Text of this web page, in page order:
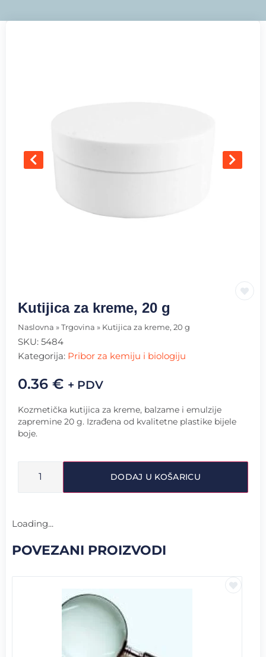
Kutijica za kreme, 20 g
Naslovna » Trgovina » Kutijica za kreme, 20 g
SKU: 5484
Kategorija: Pribor za kemiju i biologiju
0.36 € + PDV
Kozmetička kutijica za kreme, balzame i emulzije
zapremine 20 g. Izrađena od kvalitetne plastike bijele
boje.
DODAJ U KOŠARICU
Loading...
POVEZANI PROIZVODI